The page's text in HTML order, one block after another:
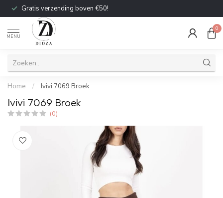
Gratis verzending boven €50!
MENU
0
Home / Ivivi 7069 Broek
Ivivi 7069 Broek
(0)